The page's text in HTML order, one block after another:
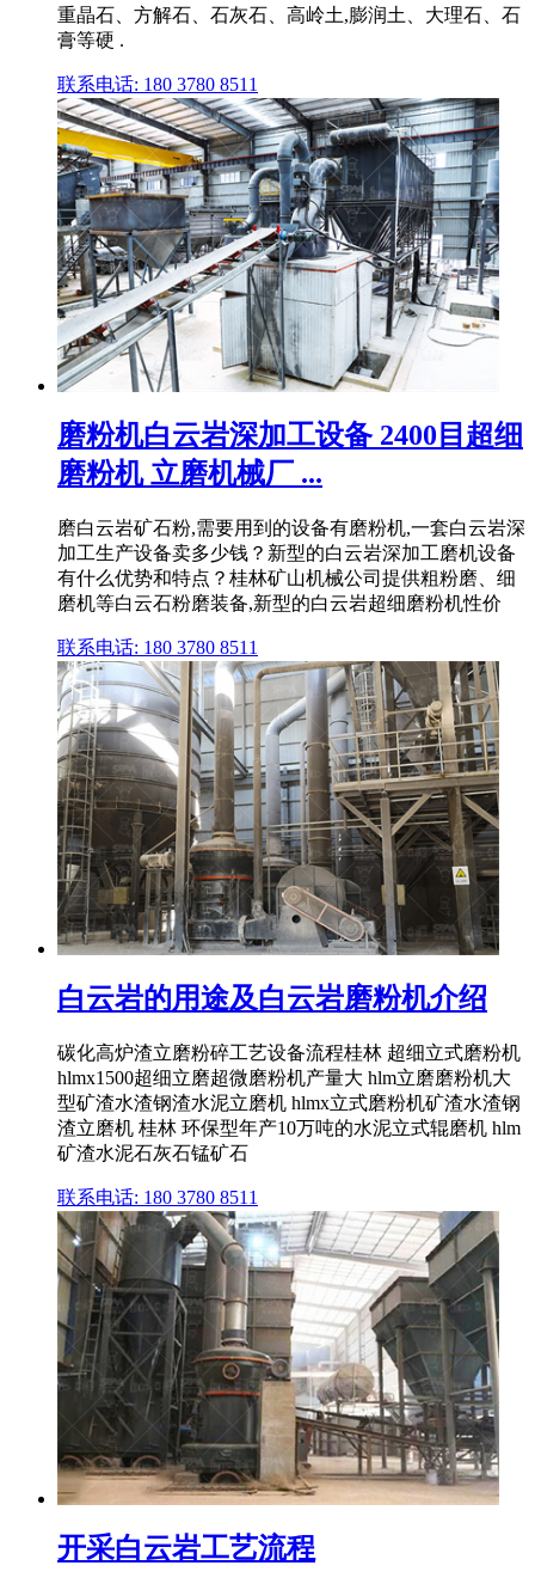
重晶石、方解石、石灰石、高岭土,膨润土、大理石、石
膏等硬 .
联系电话: 180 3780 8511
磨粉机白云岩深加工设备 2400目超细
磨粉机 立磨机械厂 ...
磨白云岩矿石粉,需要用到的设备有磨粉机,一套白云岩深
加工生产设备卖多少钱？新型的白云岩深加工磨机设备
有什么优势和特点？桂林矿山机械公司提供粗粉磨、细
磨机等白云石粉磨装备,新型的白云岩超细磨粉机性价
联系电话: 180 3780 8511
白云岩的用途及白云岩磨粉机介绍
碳化高炉渣立磨粉碎工艺设备流程桂林 超细立式磨粉机
hlmx1500超细立磨超微磨粉机产量大 hlm立磨磨粉机大
型矿渣水渣钢渣水泥立磨机 hlmx立式磨粉机矿渣水渣钢
渣立磨机 桂林 环保型年产10万吨的水泥立式辊磨机 hlm
矿渣水泥石灰石锰矿石
联系电话: 180 3780 8511
开采白云岩工艺流程